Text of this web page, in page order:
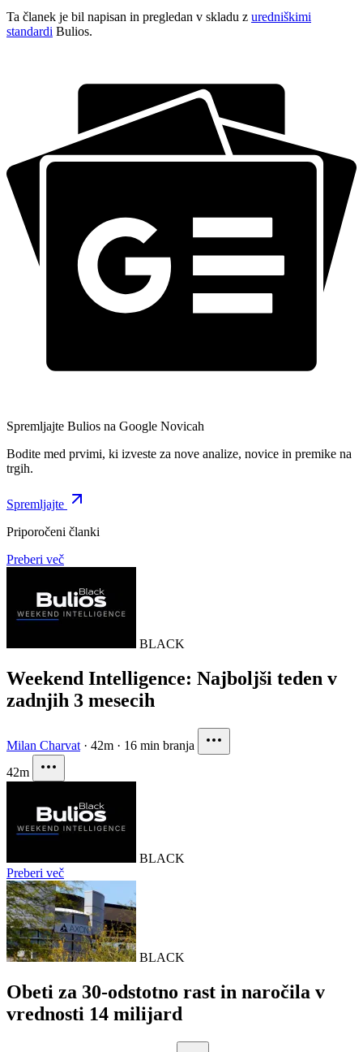
Ta članek je bil napisan in pregledan v skladu z uredniškimi
standardi Bulios.
Spremljajte Bulios na Google Novicah
Bodite med prvimi, ki izveste za nove analize, novice in premike na
trgih.
Spremljajte
Priporočeni članki
Preberi več
BLACK
Weekend Intelligence: Najboljši teden v
zadnjih 3 mesecih
Milan Charvat · 42m · 16 min branja
42m
BLACK
Preberi več
BLACK
Obeti za 30-odstotno rast in naročila v
vrednosti 14 milijard